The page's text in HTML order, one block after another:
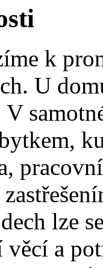
k
U
lze
a